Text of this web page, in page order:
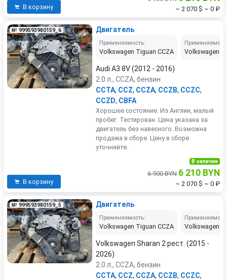
В корзину ~ 2 070 $ ~ 0 ₽
№ 999593980159_6 Двигатель
Применяемость:
Volkswagen Tiguan CCZA Volkswagen
Audi A3 8V (2012 - 2016)
2.0 л., CCZA, бензин
CCTA, CCZ, CCZA, CCZB, CCZC,
CCZD, CBFA
Хорошее состояние. Из Англии, малый
пробег. Тестирован. Цена указана за
двигатель без навесного. Возможна
продажа в сборе. Цену в сборе
уточняйте.
В корзину
В наличии
6 900 BYN 6 210 BYN
~ 2 070 $ ~ 0 ₽
№ 999593980159_5 Двигатель
Применяемость:
Volkswagen Tiguan CCZA Volkswagen
Volkswagen Sharan 2 рест. (2015 -
2026)
2.0 л., CCZA, бензин
CCTA, CCZ, CCZA, CCZB, CCZC,